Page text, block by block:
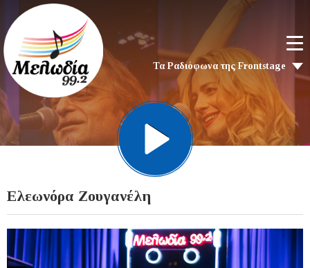
Τα Ραδιόφωνα της Frontstage
Ελεωνόρα Ζουγανέλη